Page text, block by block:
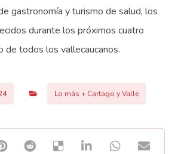
gastronomía y turismo de salud, los
durante los próximos cuatro
de todos los vallecaucanos.
Lo más + Cartago y Valle